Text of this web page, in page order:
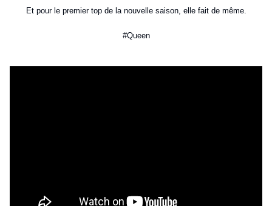
Et pour le premier top de la nouvelle saison, elle fait de même.
#Queen